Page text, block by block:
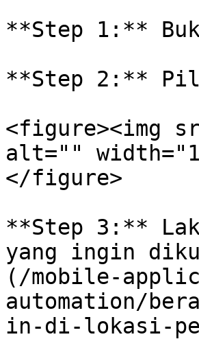
**Step 1:**
**Step 2:**
<figure><img
alt=""
</figure>
**Step 3:**
yang ingin
(/mobile-
automation/
in-di-lokasi-